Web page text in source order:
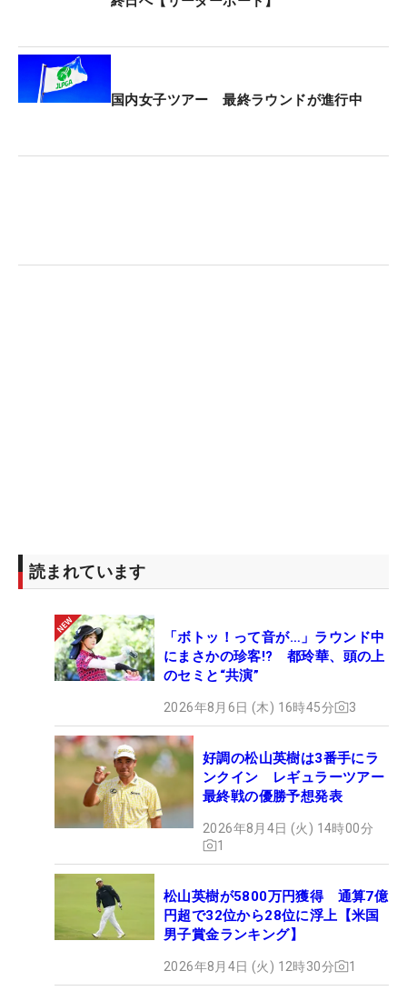
その後シード落ちとなったが23年には再び下部ツア
ーで2勝を挙げ、24年はPGAツアーに戻り1月の「ソ
ニー・オープン・イン・ハワイ」でキーガン・ブラ
今季はここまで12試合に出場し、1回の優勝を含む
トップ10が2回。「マスターズ」では51位、「全米
プロゴルフ選手権」は43位タイだった。
玲子＝米国在住）
国内女子ツアー 最終ラウンドが進行中
読まれています
「ボトッ！って音が…」ラウンド中
にまさかの珍客!? 都玲華、頭の上
のセミと“共演”
2026年8月6日 (木) 16時45分 3
好調の松山英樹は3番手にラ
ンクイン レギュラーツアー
最終戦の優勝予想発表
2026年8月4日 (火) 14時00分
1
松山英樹が5800万円獲得 通算7億
円超で32位から28位に浮上【米国
男子賞金ランキング】
2026年8月4日 (火) 12時30分 1